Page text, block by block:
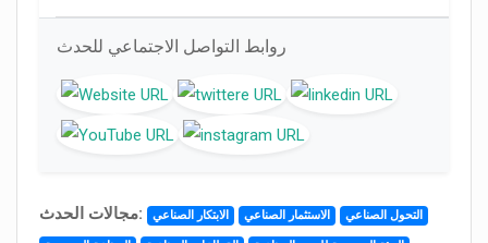
روابط التواصل الاجتماعي للحدث
مجالات الحدث: الابتكار الصناعي الاستثمار الصناعي التحول الصناعي